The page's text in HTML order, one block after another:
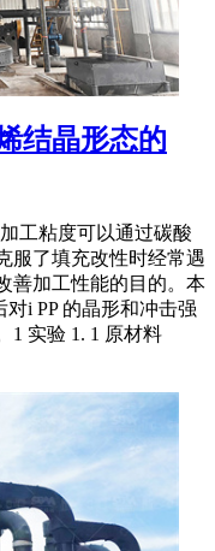
结晶形态的
工粘度可以通过碳酸
服了填充改性时经常遇
善加工性能的目的。本
i PP 的晶形和冲击强
1 实验 1. 1 原材料